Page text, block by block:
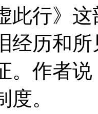
此行》
经历和
。作者
。